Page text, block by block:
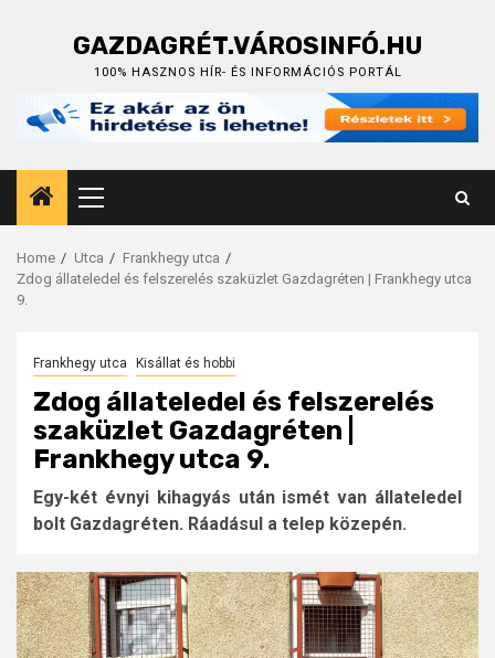
GAZDAGRÉT.VÁROSINFÓ.HU
100% HASZNOS HÍR- ÉS INFORMÁCIÓS PORTÁL
Primary
Menu
Home Utca
Frankhegy utca
Zdog állateledel és felszerelés szaküzlet Gazdagréten | Frankhegy utca
9.
Frankhegy utca Kisállat és hobbi
Zdog állateledel és felszerelés
szaküzlet Gazdagréten |
Frankhegy utca 9.
Egy-két évnyi kihagyás után ismét van állateledel
bolt Gazdagréten. Ráadásul a telep közepén.